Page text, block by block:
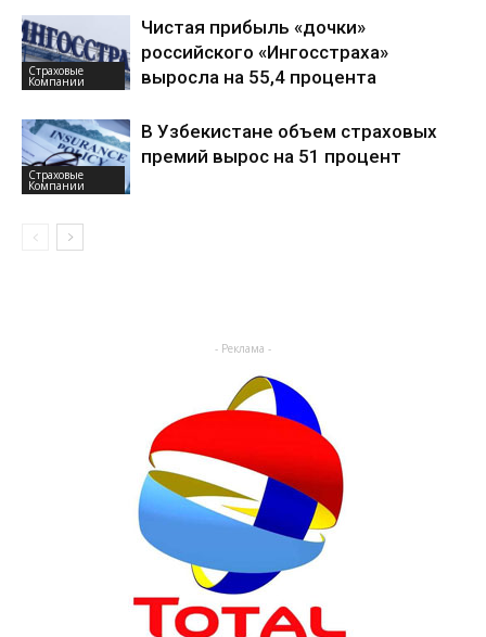
Страховые
Компании
Чистая прибыль «дочки»
российского «Ингосстраха»
выросла на 55,4 процента
Страховые
Компании
В Узбекистане объем страховых
премий вырос на 51 процент
- Реклама -